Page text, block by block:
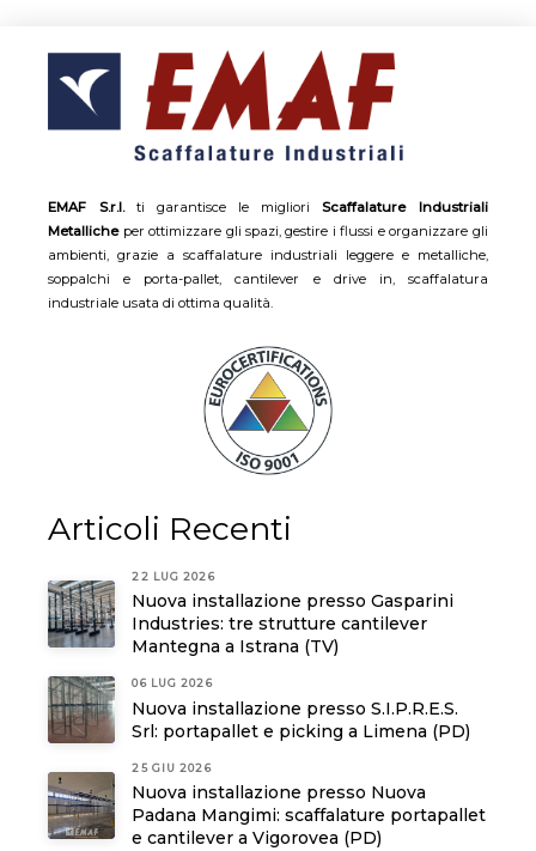
EMAF S.r.l.ti garantisce le miglioriScaffalature Industriali
Metallicheper ottimizzare gli spazi, gestire i flussi e organizzare gli
ambienti, grazie a scaffalature industriali leggere e metalliche,
soppalchi e porta-pallet, cantilever e drive in, scaffalatura
industriale usata di ottima qualità.
Articoli Recenti
22 LUG 2026
Nuova installazione presso Gasparini
Industries: tre strutture cantilever
Mantegna a Istrana (TV)
06 LUG 2026
Nuova installazione presso S.I.P.R.E.S.
Srl: portapallet e picking a Limena (PD)
25 GIU 2026
Nuova installazione presso Nuova
Padana Mangimi: scaffalature portapallet
e cantilever a Vigorovea (PD)